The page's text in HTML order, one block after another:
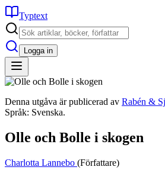
Typtext
Logga in
Denna utgåva är publicerad av Rabén &
Språk: Svenska.
Olle och Bolle i skogen
Charlotta Lannebo (Författare)